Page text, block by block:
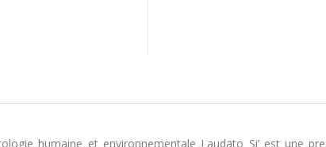
humaine et environnementale Laudato Si’ est une